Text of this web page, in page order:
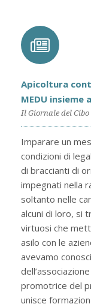
Apicoltura
MEDU insieme
Il Giornale del Cibo
Imparare un
condizioni di
di braccianti di
impegnati nella
soltanto nelle
alcuni di loro, si
virtuosi che
asilo con le
avevamo
promotrice del
unisce